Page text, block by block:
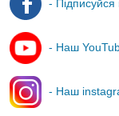
-
- Наш
- Наш